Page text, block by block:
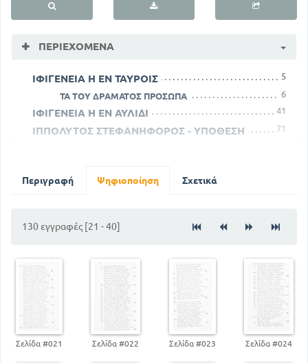
ΠΕΡΙΕΧΌΜΕΝΑ
ΙΦΙΓΕΝΕΙΑ Η ΕΝ ΤΑΥΡΟΙΣ 5
ΤΑ ΤΟΥ ΔΡΑΜΑΤΟΣ ΠΡΟΣΩΠΑ 6
ΙΦΙΓΕΝΕΙΑ Η ΕΝ ΑΥΛΙΔΙ 41
ΙΠΠΟΛΥΤΟΣ ΣΤΕΦΑΝΗΦΟΡΟΣ - ΥΠΟΘΕΣΗ 71
ΤΑ ΤΟΥ ΠΡΟΣΩΠΟΣ ΔΡΑΜΑΤΑ
Περιγραφή Ψηφιοποίηση Σχετικά
130 εγγραφές [21 - 40]
Σελίδα #021 Σελίδα #022 Σελίδα #023 Σελίδα #024